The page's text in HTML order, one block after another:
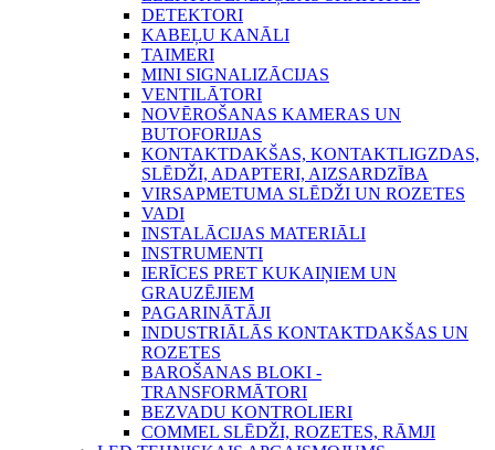
DETEKTORI
KABEĻU KANĀLI
TAIMERI
MINI SIGNALIZĀCIJAS
VENTILĀTORI
NOVĒROŠANAS KAMERAS UN
BUTOFORIJAS
KONTAKTDAKŠAS, KONTAKTLIGZDAS,
SLĒDŽI, ADAPTERI, AIZSARDZĪBA
VIRSAPMETUMA SLĒDŽI UN ROZETES
VADI
INSTALĀCIJAS MATERIĀLI
INSTRUMENTI
IERĪCES PRET KUKAIŅIEM UN
GRAUZĒJIEM
PAGARINĀTĀJI
INDUSTRIĀLĀS KONTAKTDAKŠAS UN
ROZETES
BAROŠANAS BLOKI -
TRANSFORMĀTORI
BEZVADU KONTROLIERI
COMMEL SLĒDŽI, ROZETES, RĀMJI